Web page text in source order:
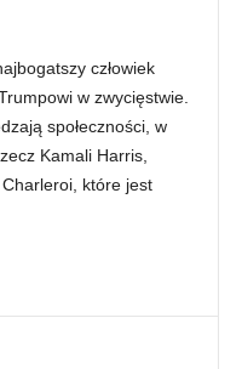
człowiek
w zwycięstwie.
społeczności, w
Kamali Harris,
które jest